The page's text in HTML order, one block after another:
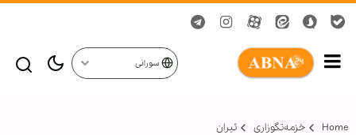
سورانی
Home خزمەتگوزاری ئیران